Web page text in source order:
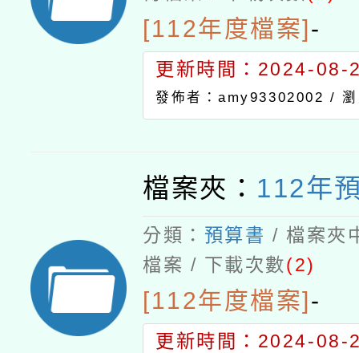
[112年度檔案] -
更新時間：2024-08-
發佈者：amy93302002 /
檔案夾： 112年
分類： 預算書 / 檔案夾
檔案 / 下載次數(2)
[112年度檔案] -
更新時間：2024-08-